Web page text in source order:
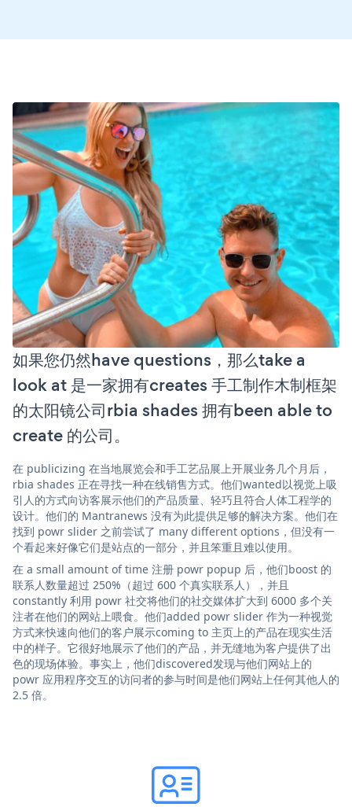
如果您仍然have questions，那么take a
look at 是一家拥有creates 手工制作木制框架
的太阳镜公司rbia shades 拥有been able to
create 的公司。
在 publicizing 在当地展览会和手工艺品展上开展业务几个月后，
rbia shades 正在寻找一种在线销售方式。他们wanted以视觉上吸
引人的方式向访客展示他们的产品质量、轻巧且符合人体工程学的
设计。他们的 Mantranews 没有为此提供足够的解决方案。他们在
找到 powr slider 之前尝试了 many different options，但没有一
个看起来好像它们是站点的一部分，并且笨重且难以使用。
在 a small amount of time 注册 powr popup 后，他们boost 的
联系人数量超过 250%（超过 600 个真实联系人），并且
constantly 利用 powr 社交将他们的社交媒体扩大到 6000 多个关
注者在他们的网站上喂食。他们added powr slider 作为一种视觉
方式来快速向他们的客户展示coming to 主页上的产品在现实生活
中的样子。它很好地展示了他们的产品，并无缝地为客户提供了出
色的现场体验。事实上，他们discovered发现与他们网站上的
powr 应用程序交互的访问者的参与时间是他们网站上任何其他人的
2.5 倍。